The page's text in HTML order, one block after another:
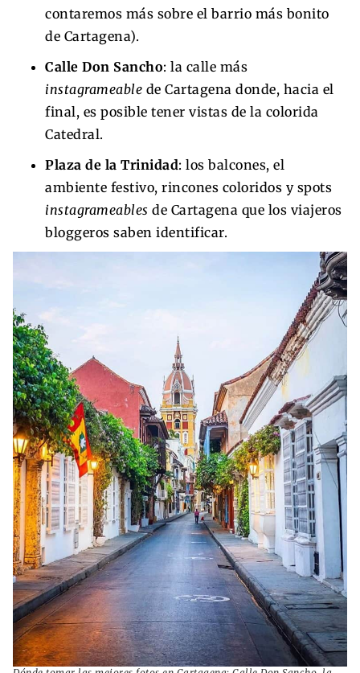
contaremos más sobre el barrio más bonito
de Cartagena).
Calle Don Sancho: la calle más
instagrameable de Cartagena donde, hacia el
final, es posible tener vistas de la colorida
Catedral.
Plaza de la Trinidad: los balcones, el
ambiente festivo, rincones coloridos y spots
instagrameables de Cartagena que los viajeros
bloggeros saben identificar.